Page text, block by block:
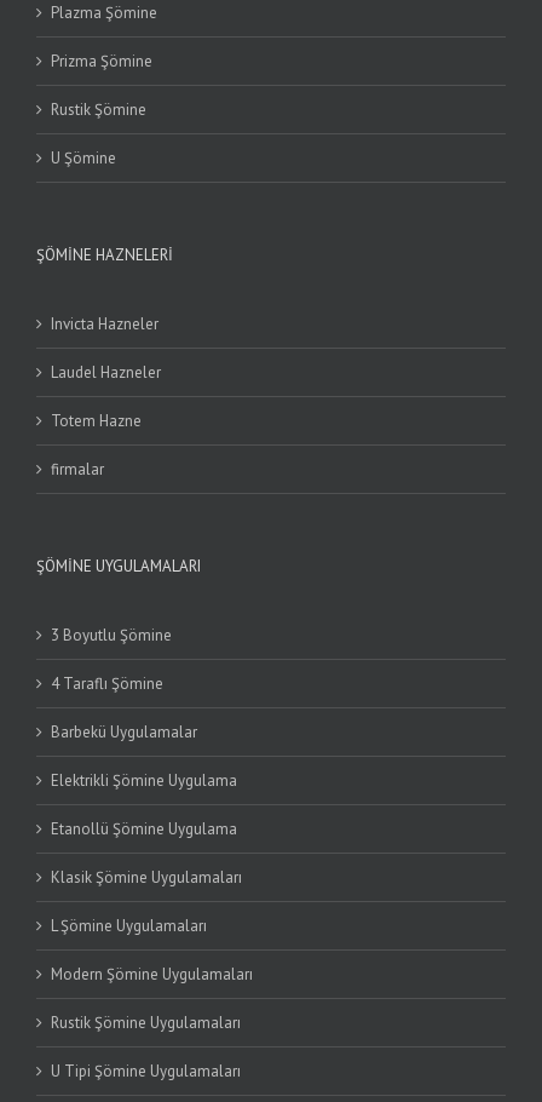
Plazma Şömine
Prizma Şömine
Rustik Şömine
U Şömine
ŞÖMINE HAZNELERI
Invicta Hazneler
Laudel Hazneler
Totem Hazne
firmalar
ŞÖMINE UYGULAMALARI
3 Boyutlu Şömine
4 Taraflı Şömine
Barbekü Uygulamalar
Elektrikli Şömine Uygulama
Etanollü Şömine Uygulama
Klasik Şömine Uygulamaları
L Şömine Uygulamaları
Modern Şömine Uygulamaları
Rustik Şömine Uygulamaları
U Tipi Şömine Uygulamaları